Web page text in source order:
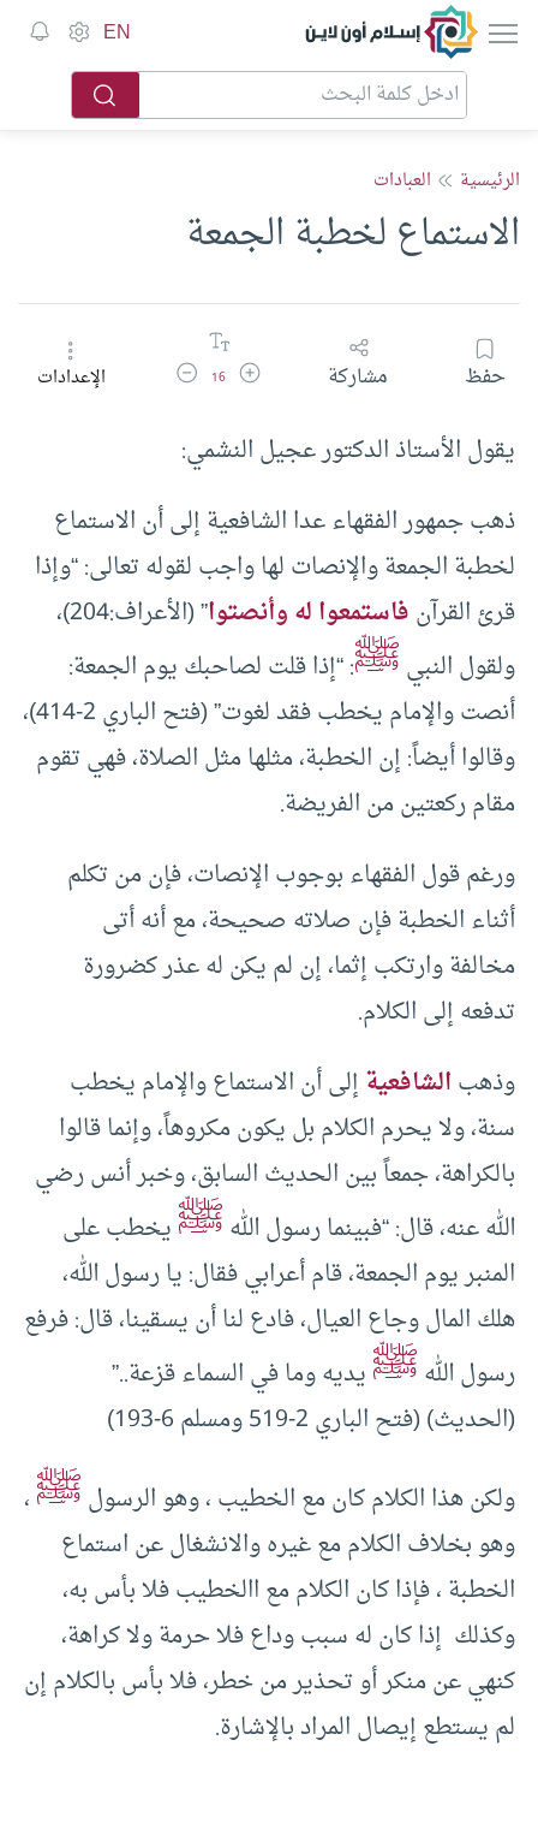
إسلام أون لاين EN
الرئيسية العبادات
الاستماع لخطبة الجمعة
حفظ مشاركة زيادة حجم الخط
16 تقليل حجم الخطالإعدادات
يقول الأستاذ الدكتور عجيل النشمي:
ذهب جمهور الفقهاء عدا الشافعية إلى أن الاستماع
لخطبة الجمعة والإنصات لها واجب لقوله تعالى: “وإذا
قرئ القرآنفاستمعوا له وأنصتوا
” (الأعراف:204)،
ولقول النبيﷺ: “إذا قلت لصاحبك يوم الجمعة:
أنصت والإمام يخطب فقد لغوت” (فتح الباري 2-414)،
وقالوا أيضاً: إن الخطبة، مثلها مثل الصلاة، فهي تقوم
مقام ركعتين من الفريضة.
ورغم قول الفقهاء بوجوب الإنصات، فإن من تكلم
أثناء الخطبة فإن صلاته صحيحة، مع أنه أتى
مخالفة وارتكب إثما، إن لم يكن له عذر كضرورة
تدفعه إلى الكلام.
وذهبالشافعيةإلى أن الاستماع والإمام يخطب
سنة، ولا يحرم الكلام بل يكون مكروهاً، وإنما قالوا
بالكراهة، جمعاً بين الحديث السابق، وخبر أنس رضي
الله عنه، قال: “فبينما رسول اللهﷺيخطب على
المنبر يوم الجمعة، قام أعرابي فقال: يا رسول الله،
هلك المال وجاع العيال، فادع لنا أن يسقينا، قال: فرفع
رسول اللهﷺيديه وما في السماء قزعة..”
(الحديث) (فتح الباري 2-519 ومسلم 6-193)
ولكن هذا الكلام كان مع الخطيب ، وهو الرسولﷺ،
وهو بخلاف الكلام مع غيره والانشغال عن استماع
الخطبة ، فإذا كان الكلام مع االخطيب فلا بأس به،
وكذلك إذا كان له سبب وداع فلا حرمة ولا كراهة،
كنهي عن منكر أو تحذير من خطر، فلا بأس بالكلام إن
لم يستطع إيصال المراد بالإشارة.